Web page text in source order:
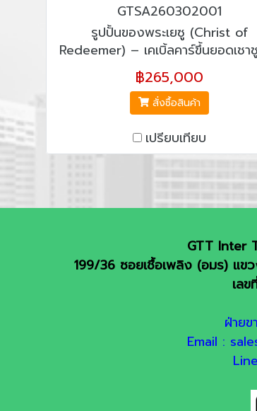
GTSA260302001
รูปปั้นของพระเยซู (Christ of
Redeemer) – เคเบิ้ลคาร์ขึ้นยอดเชา
โลฟ – เที่ยวชมเมืองริโอเดอจาเนโร
น้ำตกอิกวาซู (1 ใน 7 สิ่งมหัศจรรย์ข
โลก) ฝั่งอาร์เจนติน่า - น้ำตกอิกวาซุ
บราซิล) - ล่องเรือ Jet Macuco – เ
อิไตปู - อิกวาสุ - ลิมา – คูซโก้ (ค้า
คืน) - นั่งรถไฟไต่เขาขึ้นสู่ มาชู ปิคชู
7 สิ่งมหัศจรรย์ใหม่ล่าสุดของโลก) –
อาร์ม – ลิมา
฿265,000
สั่งซื้อสินค้า
เปรียบเทียบ
GTT Inter
199/36 ซอยเชื้อเพลิง (อมร) แข
เล
ฝ่าย
Email :